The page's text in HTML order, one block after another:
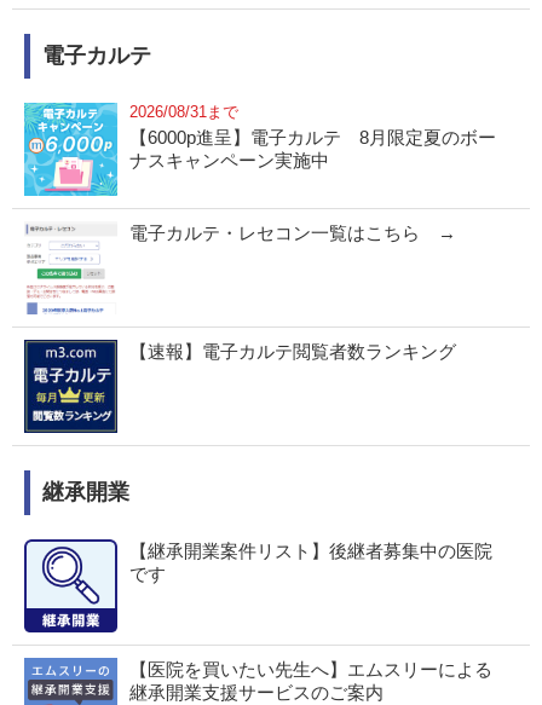
電子カルテ
2026/08/31まで
【6000p進呈】電子カルテ 8月限定夏のボー
ナスキャンペーン実施中
電子カルテ・レセコン一覧はこちら →
【速報】電子カルテ閲覧者数ランキング
継承開業
【継承開業案件リスト】後継者募集中の医院
です
【医院を買いたい先生へ】エムスリーによる
継承開業支援サービスのご案内